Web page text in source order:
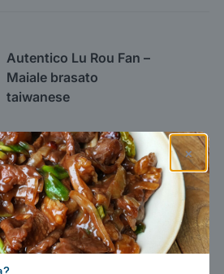
Autentico Lu Rou Fan –
Maiale brasato
taiwanese
×